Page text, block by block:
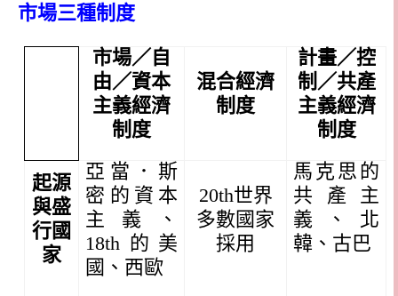
市場三種制度
市場／自
由／資本
主義經濟
制度
混合經濟
制度
計畫／控
制／共產
主義經濟
制度
起源
與盛
行國
家
亞當．斯
密的資本
主義、
18th 的美
國、西歐
20th世界
多數國家
採用
馬克思的
共產主
義、北
韓、古巴